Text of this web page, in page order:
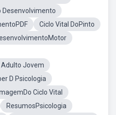
Desenvolvimento
Ciclo Vital DoPinto
Jovem
D Psicologia
Ciclo Vital
ResumosPsicologia